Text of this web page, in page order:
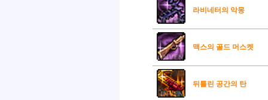
라비네터의 악몽
맥스의 골드 머스켓
뒤틀린 공간의 탄